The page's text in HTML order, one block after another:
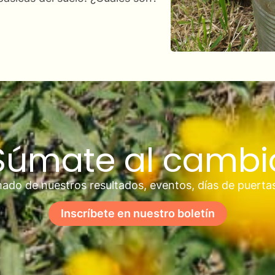
al
de nuestros resultados, eventos, días de
Inscríbete en nuestro boletín